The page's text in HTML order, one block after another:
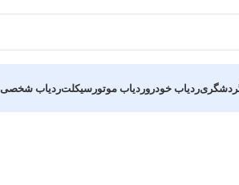
ردیاب خودروردیاب موتورسیکلتردیاب شخصی